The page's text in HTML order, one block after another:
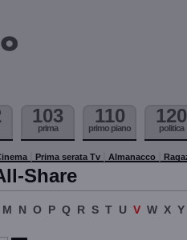
103
prima
110
primo piano
120
politica
Prima serata Tv Almanacco
Share
M N O P Q R S T U V W X Y